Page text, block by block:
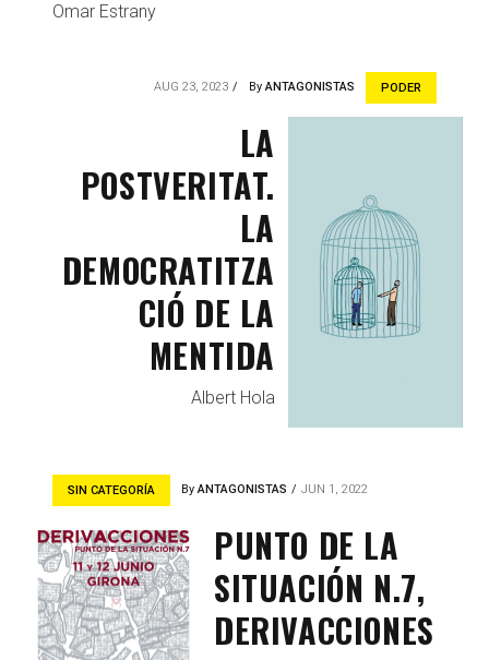
Omar Estrany
PODER
ByANTAGONISTAS
AUG 23, 2023
LA
POSTVERITAT.
LA
DEMOCRATITZA
CIÓ DE LA
MENTIDA
Albert Hola
SIN CATEGORÍA ByANTAGONISTAS JUN 1, 2022
PUNTO DE LA
SITUACIÓN N.7,
DERIVACCIONES